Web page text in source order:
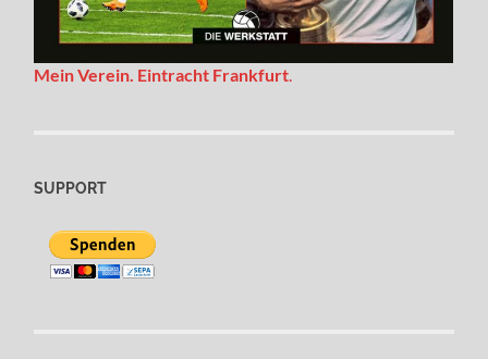
Mein Verein. Eintracht Frankfurt.
SUPPORT